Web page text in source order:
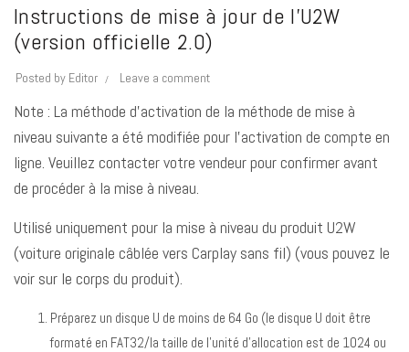
Instructions de mise à jour de l’U2W
(version officielle 2.0)
Posted by Editor Leave a comment
Note : La méthode d’activation de la méthode de mise à
niveau suivante a été modifiée pour l’activation de compte en
ligne. Veuillez contacter votre vendeur pour confirmer avant
de procéder à la mise à niveau.
Utilisé uniquement pour la mise à niveau du produit U2W
(voiture originale câblée vers Carplay sans fil) (vous pouvez le
voir sur le corps du produit).
Préparez un disque U de moins de 64 Go (le disque U doit être
formaté en FAT32/la taille de l’unité d’allocation est de 1024 ou